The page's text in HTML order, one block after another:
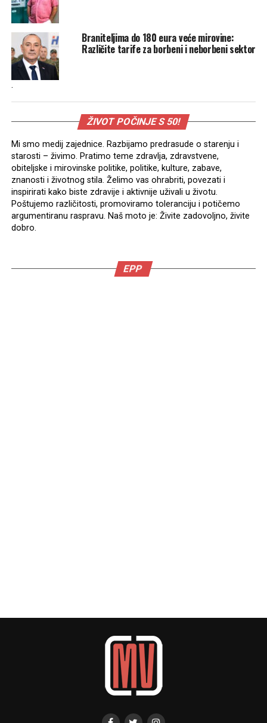
Braniteljima do 180 eura veće mirovine:
Različite tarife za borbeni i neborbeni sektor
.
ŽIVOT POČINJE S 50!
Mi smo medij zajednice. Razbijamo predrasude o starenju i
starosti – živimo. Pratimo teme zdravlja, zdravstvene,
obiteljske i mirovinske politike, politike, kulture, zabave,
znanosti i životnog stila. Želimo vas ohrabriti, povezati i
inspirirati kako biste zdravije i aktivnije uživali u životu.
Poštujemo različitosti, promoviramo toleranciju i potičemo
argumentiranu raspravu. Naš moto je: Živite zadovoljno, živite
dobro.
EPP